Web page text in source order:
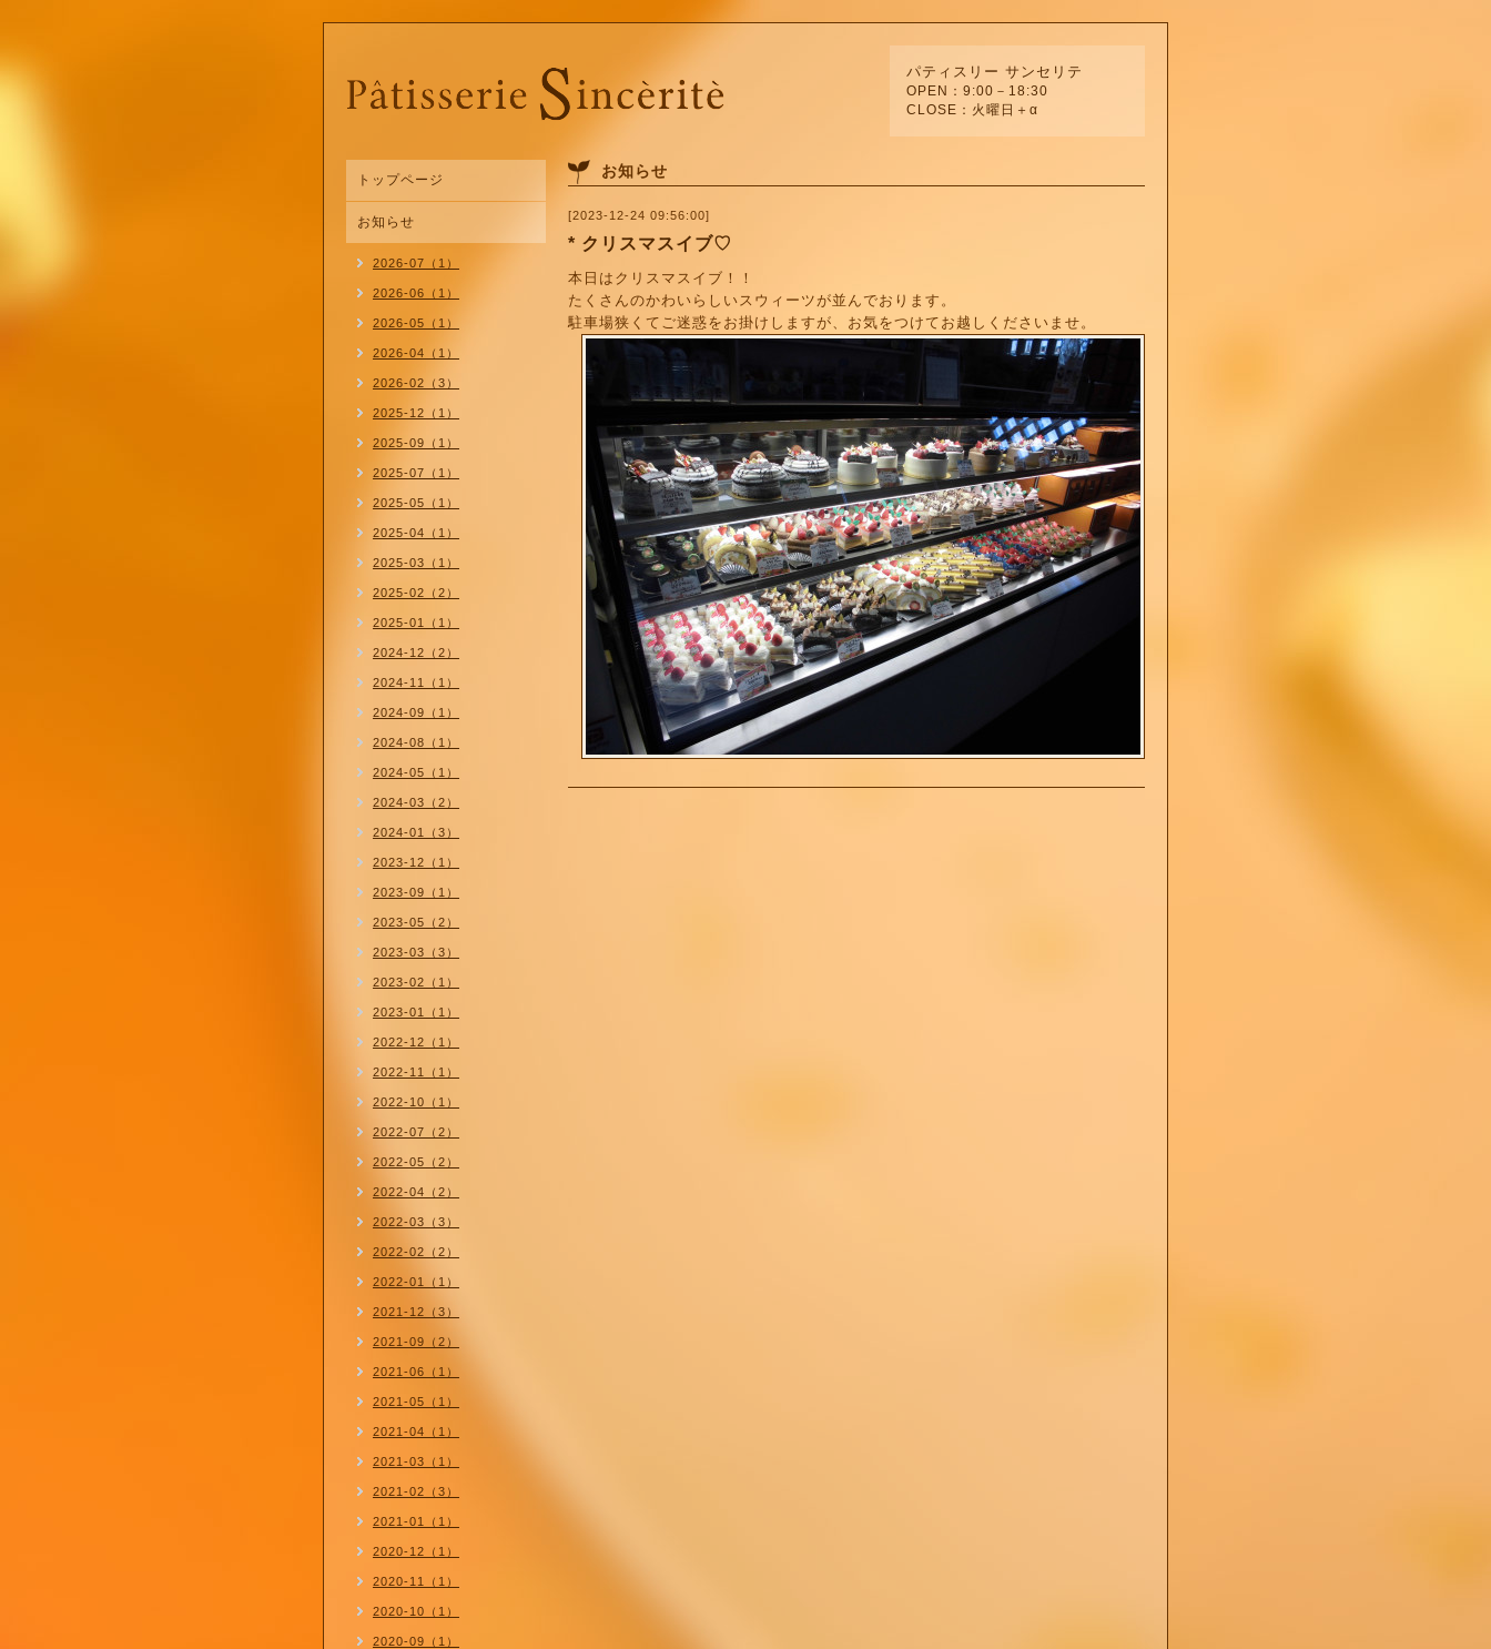
パティスリー サンセリテ
OPEN：9:00－18:30
CLOSE：火曜日＋α
お知らせ
[2023-12-24 09:56:00]
* クリスマスイブ♡
本日はクリスマスイブ！！
たくさんのかわいらしいスウィーツが並んでおります。
駐車場狭くてご迷惑をお掛けしますが、お気をつけてお越しくださいませ。
トップページ
お知らせ
2026-07（1）
2026-06（1）
2026-05（1）
2026-04（1）
2026-02（3）
2025-12（1）
2025-09（1）
2025-07（1）
2025-05（1）
2025-04（1）
2025-03（1）
2025-02（2）
2025-01（1）
2024-12（2）
2024-11（1）
2024-09（1）
2024-08（1）
2024-05（1）
2024-03（2）
2024-01（3）
2023-12（1）
2023-09（1）
2023-05（2）
2023-03（3）
2023-02（1）
2023-01（1）
2022-12（1）
2022-11（1）
2022-10（1）
2022-07（2）
2022-05（2）
2022-04（2）
2022-03（3）
2022-02（2）
2022-01（1）
2021-12（3）
2021-09（2）
2021-06（1）
2021-05（1）
2021-04（1）
2021-03（1）
2021-02（3）
2021-01（1）
2020-12（1）
2020-11（1）
2020-10（1）
2020-09（1）